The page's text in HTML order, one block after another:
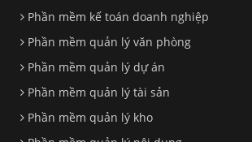
Phần mềm kế toán doanh nghiệp
Phần mềm quản lý văn phòng
Phần mềm quản lý dự án
Phần mềm quản lý tài sản
Phần mềm quản lý kho